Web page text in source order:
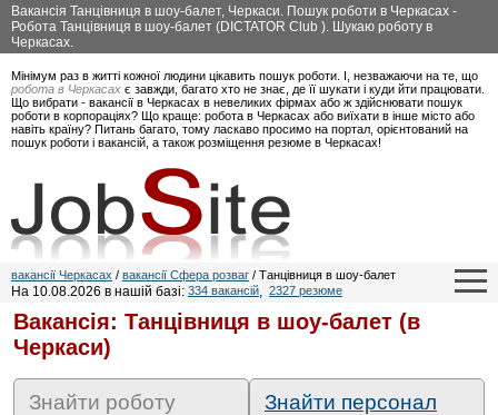
Вакансія Танцівниця в шоу-балет, Черкаси. Пошук роботи в Черкасах -
Робота Танцівниця в шоу-балет (DICTATOR Club ). Шукаю роботу в
Черкасах.
Мінімум раз в житті кожної людини цікавить пошук роботи. І, незважаючи на те, що
робота в Черкасах є завжди, багато хто не знає, де її шукати і куди йти працювати.
Що вибрати - вакансії в Черкасах в невеликих фірмах або ж здійснювати пошук
роботи в корпораціях? Що краще: робота в Черкасах або виїхати в інше місто або
навіть країну? Питань багато, тому ласкаво просимо на портал, орієнтований на
пошук роботи і вакансій, а також розміщення резюме в Черкасах!
вакансії Черкасах / вакансії Сфера розваг / Танцівниця в шоу-балет
На 10.08.2026 в нашій базі: 334 вакансій, 2327 резюме
Вакансія: Танцівниця в шоу-балет (в
Черкаси)
Знайти роботу Знайти персонал